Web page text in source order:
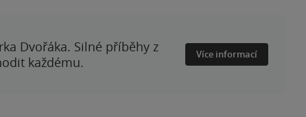
Dvořáka. Silné příběhy z
každému.
Více informací